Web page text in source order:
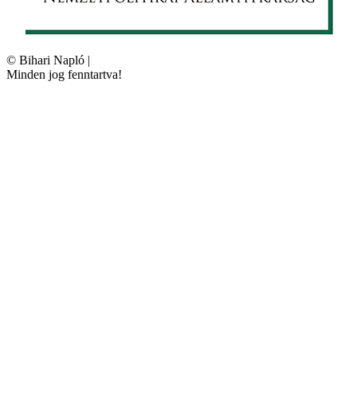
© Bihari Napló |
Minden jog fenntartva!